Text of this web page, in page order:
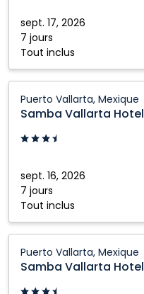
sept. 17, 2026
7 jours
Tout inclus
Mexique
Puerto Vallarta, Mexique
Samba Vallarta Hotel
sept. 16, 2026
7 jours
Tout inclus
Vallarta
Hotel:
Puerto
Mexique
Puerto Vallarta, Mexique
Samba Vallarta Hotel
Vallarta
Hotel: